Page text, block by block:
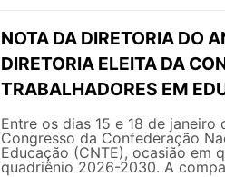
NOTA DA DIRETORIA DO
DIRETORIA ELEITA DA
TRABALHADORES EM
Entre os dias 15 e 18 de
Congresso da Confederação
Educação (CNTE), ocasião em
quadriênio 2026-2030. A